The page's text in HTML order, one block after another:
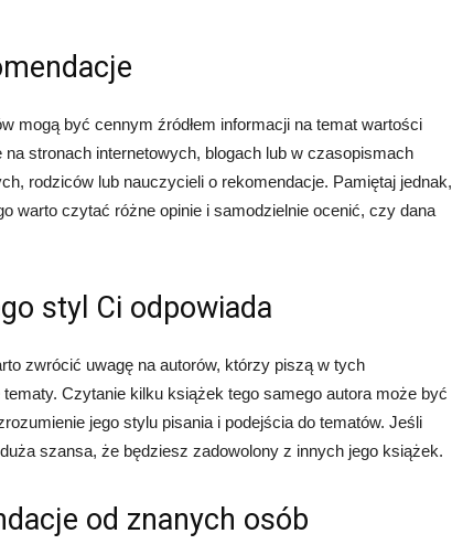
mogą być cennym źródłem informacji na temat wartości
stronach internetowych, blogach lub w czasopismach
rodziców lub nauczycieli o rekomendacje. Pamiętaj jednak,
warto czytać różne opinie i samodzielnie ocenić, czy dana
styl Ci odpowiada
zwrócić uwagę na autorów, którzy piszą w tych
Czytanie kilku książek tego samego autora może być
jego stylu pisania i podejścia do tematów. Jeśli
szansa, że ​​będziesz zadowolony z innych jego książek.
od znanych osób